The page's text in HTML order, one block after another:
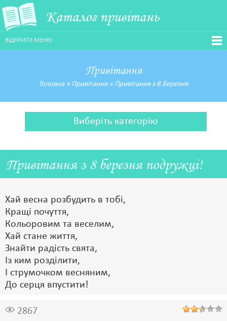
Каталог привітань
ВІДКРИТИ МЕНЮ
Привітання
Головна» Привітання» Привітання з 8 березня
Виберіть категорію
Привітання з 8 березня подружці!
Хай весна розбудить в тобі,
Кращі почуття,
Кольоровим та веселим,
Хай стане життя,
Знайти радість свята,
Із ким розділити,
І струмочком весняним,
До серця впустити!
2867